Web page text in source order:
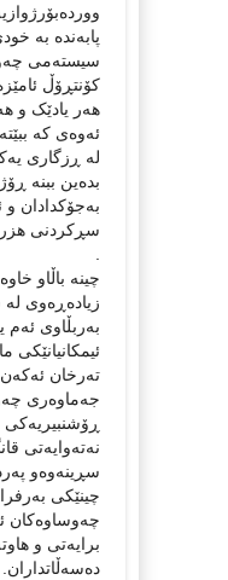
پابەندە بە
سیستەمی
کۆنتڕۆڵ
هەر یادێک و
ئەوەی کە
لە ڕزگاری
بدەین ببنە
بەجۆکدادان
سڕکردنی
چینە باڵاو
زیادەڕەوی
بەربڵاوی ئەم
ئیمکانیانێکی
تەرخان
جەماوەری
نەتەوایەتی
سڕینەوەو
چینێکی
چەوساوەکان
برایەتی و